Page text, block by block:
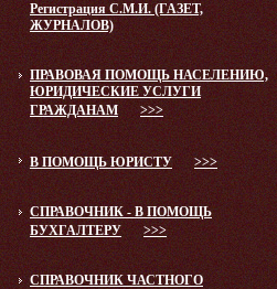
Регистрация С.М.И. (ГАЗЕТ,
ЖУРНАЛОВ)
ПРАВОВАЯ ПОМОЩЬ НАСЕЛЕНИЮ,
ЮРИДИЧЕСКИЕ УСЛУГИ
ГРАЖДАНАМ
>>>
В ПОМОЩЬ ЮРИСТУ >>>
СПРАВОЧНИК - В ПОМОЩЬ
БУХГАЛТЕРУ
>>>
СПРАВОЧНИК ЧАСТНОГО